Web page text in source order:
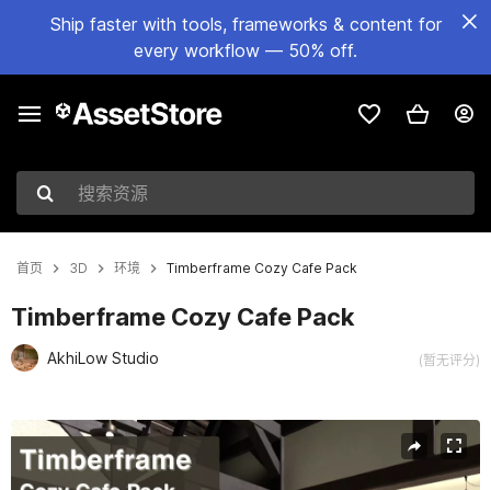
Ship faster with tools, frameworks & content for
every workflow — 50% off.
搜索资源
首页 3D 环境 Timberframe Cozy Cafe Pack
Timberframe Cozy Cafe Pack
AkhiLow Studio (暂无评分)
当前幻灯片：1 / 7